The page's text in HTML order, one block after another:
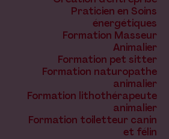
Praticien en Soins
énergétiques
Formation Masseur
Animalier
Formation pet sitter
Formation naturopathe
animalier
Formation lithothérapeute
animalier
Formation toiletteur canin
et félin